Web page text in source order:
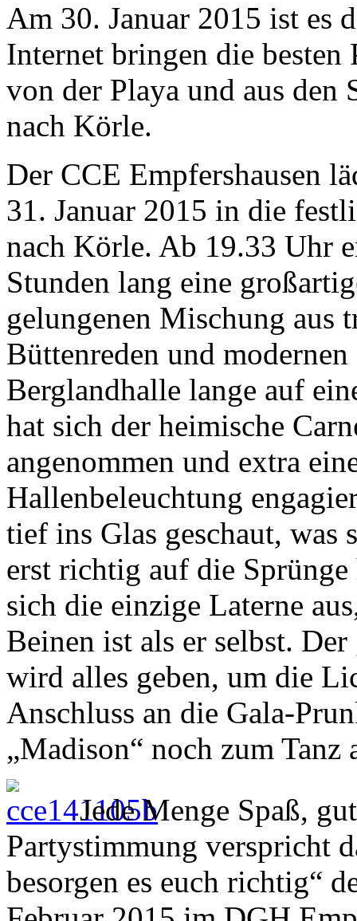
Am 30. Januar 2015 ist es
Internet bringen die
von der Playa und aus
nach Körle.
Der CCE Empfershausen
31. Januar 2015 in die
nach Körle. Ab 19.33 Uhr
Stunden lang eine
gelungenen Mischung aus
Büttenreden und
Berglandhalle lange auf
hat sich der heimische
angenommen und extra
Hallenbeleuchtung
tief ins Glas geschaut, was
erst richtig auf die
sich die einzige Laterne
Beinen ist als er selbst.
wird alles geben, um die
Anschluss an die Gala-
„Madison“ noch zum Tanz
Jede Menge Spaß,
Partystimmung verspricht
besorgen es euch richtig“